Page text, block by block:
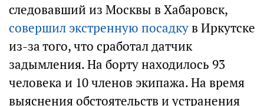
следовавший из Москвы в Хабаровск,
совершил экстренную посадкув Иркутске
из-за того, что сработал датчик
задымления. На борту находилось 93
человека и 10 членов экипажа. На время
выяснения обстоятельств и устранения